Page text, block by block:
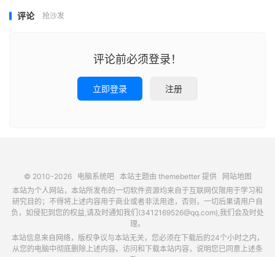
评论 抢沙发
评论前必须登录！
立即登录 注册
© 2010-2026 电脑系统吧本站主题由 themebetter提供
网站地图
本站为个人网站，本站所发布的一切软件资源均来自于互联网仅限用于学习和
研究目的；不得将上述内容用于商业或者非法用途，否则，一切后果请用户自
负，如侵犯到您的权益,请及时通知我们(3412169526@qq.com),我们会及时处
理。
本站信息来自网络，版权争议与本站无关，您必须在下载后的24个小时之内，
从您的电脑中彻底删除上述内容。访问和下载本站内容，说明您已同意上述条